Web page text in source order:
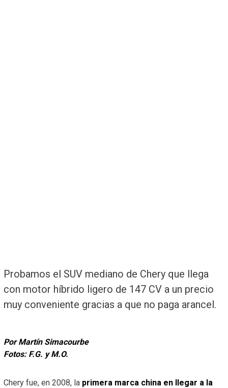
Probamos el SUV mediano de Chery que llega
con motor híbrido ligero de 147 CV a un precio
muy conveniente gracias a que no paga arancel.
Por Martín Simacourbe
Fotos: F.G. y M.O.
Chery fue, en 2008, la primera marca china en llegar a la